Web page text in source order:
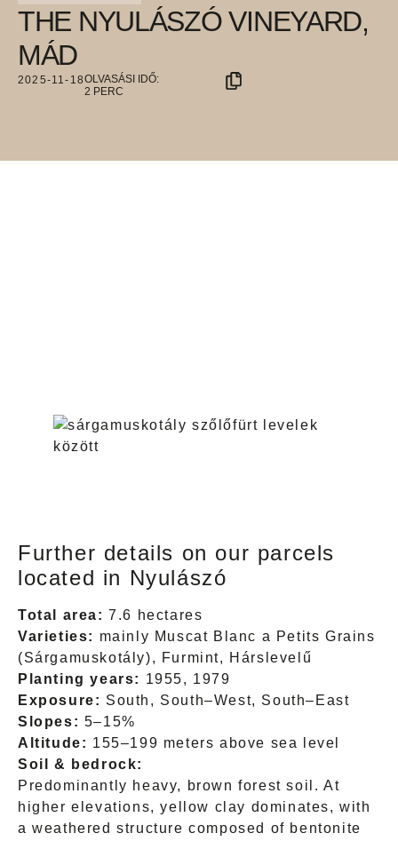
THE NYULÁSZÓ VINEYARD,
MÁD
2025-11-18
Further details on our parcels
located in Nyulászó
Total area: 7.6 hectares
Varieties: mainly Muscat Blanc a Petits Grains
(Sárgamuskotály), Furmint, Hárslevelű
Planting years: 1955, 1979
Exposure: South, South–West, South–East
Slopes: 5–15%
Altitude: 155–199 meters above sea level
Soil & bedrock:
Predominantly heavy, brown forest soil. At
higher elevations, yellow clay dominates, with
a weathered structure composed of bentonite